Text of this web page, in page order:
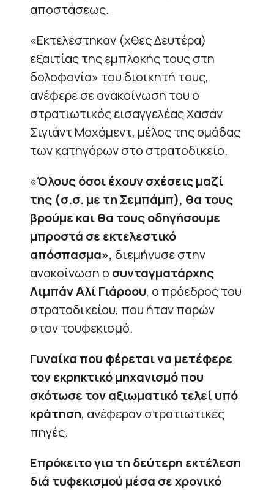
αποστάσεως.
«Εκτελέστηκαν (χθες Δευτέρα)
εξαιτίας της εμπλοκής τους στη
δολοφονία» του διοικητή τους,
ανέφερε σε ανακοίνωσή του ο
στρατιωτικός εισαγγελέας Χασάν
Σιγιάντ Μοχάμεντ, μέλος της ομάδας
των κατηγόρων στο στρατοδικείο.
«Όλους όσοι έχουν σχέσεις μαζί
της (σ.σ. με τη Σεμπάμπ), θα τους
βρούμε και θα τους οδηγήσουμε
μπροστά σε εκτελεστικό
απόσπασμα», διεμήνυσε στην
ανακοίνωση ο συνταγματάρχης
Λιμπάν Αλί Γιάροου, ο πρόεδρος του
στρατοδικείου, που ήταν παρών
στον τουφεκισμό.
Γυναίκα που φέρεται να μετέφερε
τον εκρηκτικό μηχανισμό που
σκότωσε τον αξιωματικό τελεί υπό
κράτηση, ανέφεραν στρατιωτικές
πηγές.
Επρόκειτο για τη δεύτερη εκτέλεση
διά τυφεκισμού μέσα σε χρονικό